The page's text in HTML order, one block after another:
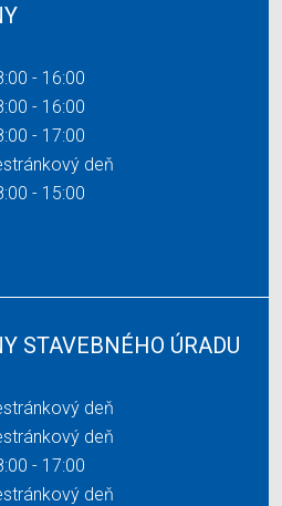
- 16:00
- 16:00
- 17:00
deň
- 15:00
STAVEBNÉHO ÚRADU
deň
deň
- 17:00
deň